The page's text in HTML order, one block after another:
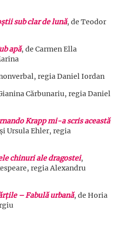
sub clar de lună, de Teodor
apă, de Carmen Ella
regia Daniel Iordan
Cărbunariu, regia Daniel
Krappmi-a scris această
și Ursula Ehler, regia
chinuri ale dragostei,
regia Alexandru
– Fabulă urbană, de Horia